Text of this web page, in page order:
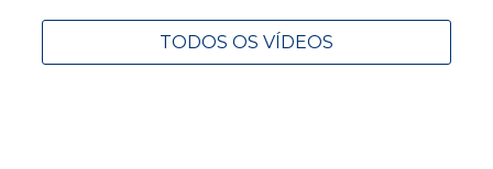
TODOS OS VÍDEOS